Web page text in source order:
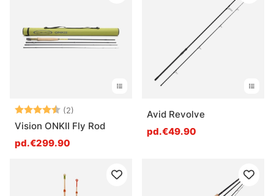
Note: (2)
Vision ONKII Fly Rod
pd.€299.90
Avid Revolve
pd.€49.90